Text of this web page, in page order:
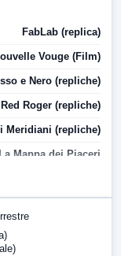
FabLab (replica)
Vouge (Film)
e Nero (repliche)
Roger (repliche)
Meridiani (repliche)
Mappa dei Piaceri